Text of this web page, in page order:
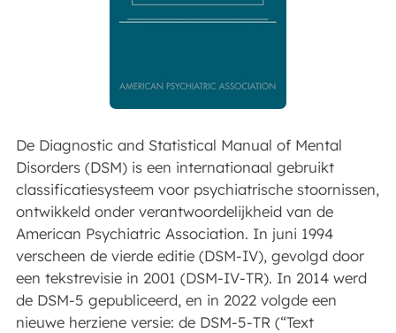
De Diagnostic and Statistical Manual of Mental
Disorders (DSM) is een internationaal gebruikt
classificatiesysteem voor psychiatrische stoornissen,
ontwikkeld onder verantwoordelijkheid van de
American Psychiatric Association. In juni 1994
verscheen de vierde editie (DSM-IV), gevolgd door
een tekstrevisie in 2001 (DSM-IV-TR). In 2014 werd
de DSM-5 gepubliceerd, en in 2022 volgde een
nieuwe herziene versie: de DSM-5-TR (“Text